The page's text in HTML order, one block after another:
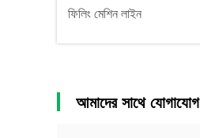
ফিলিং মেশিন লাইন
আমাদের সাথে যোগাযোগ